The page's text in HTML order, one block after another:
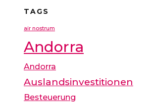
TAGS
air nostrum
Andorra
Andorra
Auslandsinvestitionen
Besteuerung